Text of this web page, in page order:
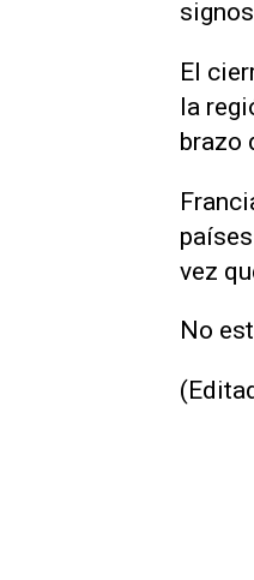
El
la
brazo
vez
No